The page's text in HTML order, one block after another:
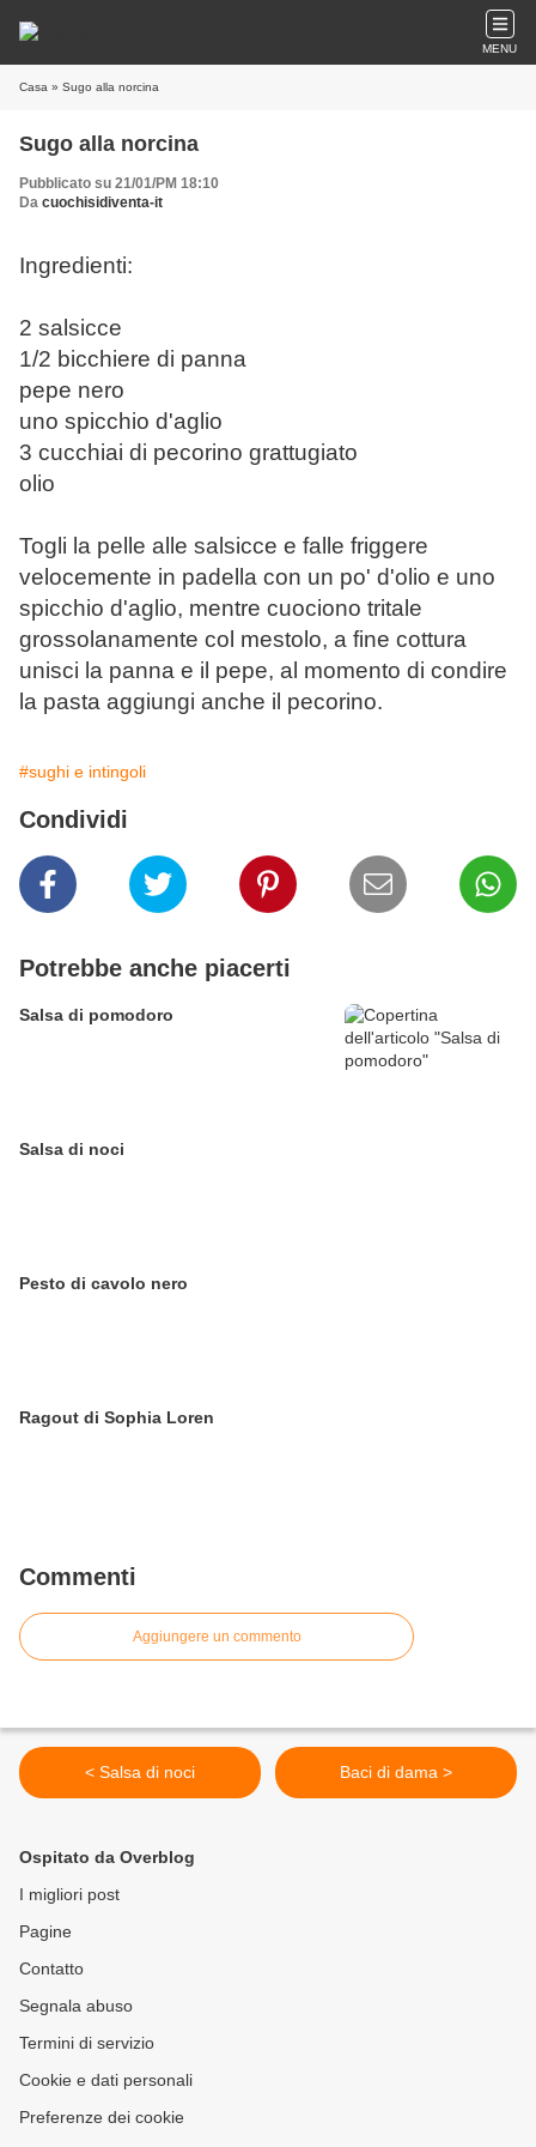
MENU
Casa » Sugo alla norcina
Sugo alla norcina
Pubblicato su 21/01/PM 18:10
Da cuochisidiventa-it
Ingredienti:
2 salsicce
1/2 bicchiere di panna
pepe nero
uno spicchio d'aglio
3 cucchiai di pecorino grattugiato
olio
Togli la pelle alle salsicce e falle friggere
velocemente in padella con un po' d'olio e uno
spicchio d'aglio, mentre cuociono tritale
grossolanamente col mestolo, a fine cottura
unisci la panna e il pepe, al momento di condire
la pasta aggiungi anche il pecorino.
#sughi e intingoli
Condividi
Potrebbe anche piacerti
Salsa di pomodoro
Salsa di noci
Pesto di cavolo nero
Ragout di Sophia Loren
Commenti
Aggiungere un commento
< Salsa di noci Baci di dama >
Ospitato da Overblog
I migliori post
Pagine
Contatto
Segnala abuso
Termini di servizio
Cookie e dati personali
Preferenze dei cookie